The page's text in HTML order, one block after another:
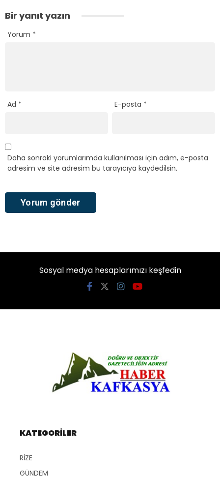
Bir yanıt yazın
Yorum *
Ad * E-posta *
Daha sonraki yorumlarımda kullanılması için adım, e-posta
adresim ve site adresim bu tarayıcıya kaydedilsin.
Sosyal medya hesaplarımızı keşfedin
KATEGORİLER
RİZE
GÜNDEM